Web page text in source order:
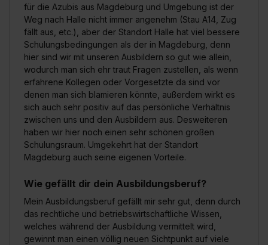
für die Azubis aus Magdeburg und Umgebung ist der
Weg nach Halle nicht immer angenehm (Stau A14, Zug
fällt aus, etc.), aber der Standort Halle hat viel bessere
Schulungsbedingungen als der in Magdeburg, denn
hier sind wir mit unseren Ausbildern so gut wie allein,
wodurch man sich ehr traut Fragen zustellen, als wenn
erfahrene Kollegen oder Vorgesetzte da sind vor
denen man sich blamieren könnte, außerdem wirkt es
sich auch sehr positiv auf das persönliche Verhältnis
zwischen uns und den Ausbildern aus. Desweiteren
haben wir hier noch einen sehr schönen großen
Schulungsraum. Umgekehrt hat der Standort
Magdeburg auch seine eigenen Vorteile.
Wie gefällt dir dein Ausbildungsberuf?
Mein Ausbildungsberuf gefällt mir sehr gut, denn durch
das rechtliche und betriebswirtschaftliche Wissen,
welches während der Ausbildung vermittelt wird,
gewinnt man einen völlig neuen Sichtpunkt auf viele